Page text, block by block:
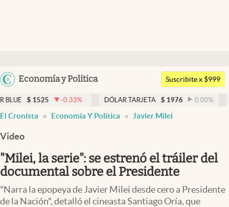
Argentina
Uruguay
Economía y Política
Members
Economía y Política
Finanzas y Mercados
Mercados Online
Negocios
Columnistas
Otras secciones
Suscribite x $999
-0.33% DÓLAR TARJETA $ 1976 0.00% DÓLAR
El Cronista Economía Y Política Javier Milei
Video
"Milei, la serie": se estrenó el tráiler del
documental sobre el Presidente
"Narra la epopeya de Javier Milei desde cero a Presidente
de la Nación", detalló el cineasta Santiago Oría, que